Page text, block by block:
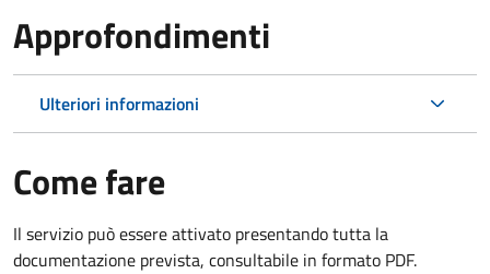
Approfondimenti
Ulteriori informazioni
Come fare
Il servizio può essere attivato presentando tutta la
documentazione prevista, consultabile in formato PDF.